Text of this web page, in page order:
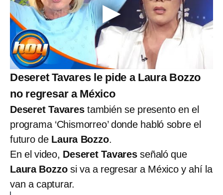
Deseret Tavares le pide a Laura Bozzo
no regresar a México
Deseret Tavarestambién se presento en el
programa ‘Chismorreo’ donde habló sobre el
futuro de Laura Bozzo.
En el video, Deseret Tavaresseñaló que
Laura Bozzosi va a regresar a México y ahí la
van a capturar.